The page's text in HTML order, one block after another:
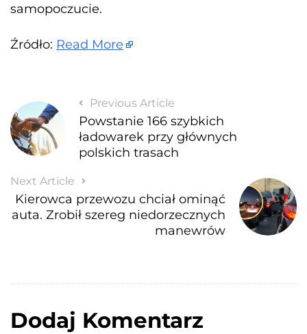
samopoczucie.
Źródło: Read More
Previous Article
Powstanie 166 szybkich
ładowarek przy głównych
polskich trasach
Next Article
Kierowca przewozu chciał ominąć
auta. Zrobił szereg niedorzecznych
manewrów
Dodaj Komentarz